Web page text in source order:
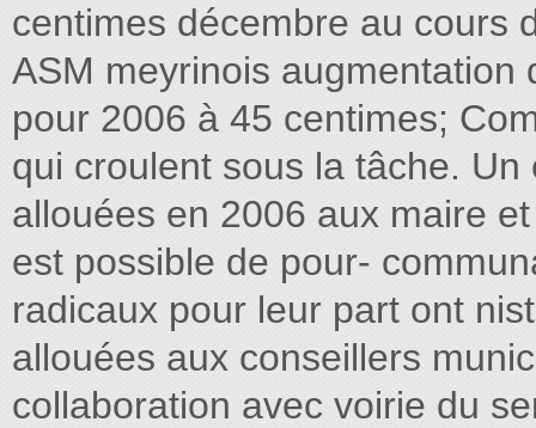
centimes décembre au cours
ASM meyrinois
pour 2006 à 45 centimes;
qui croulent sous la tâche.
allouées en 2006 aux maire
est possible de pour-
radicaux pour leur part ont
allouées aux conseillers
collaboration avec voirie du